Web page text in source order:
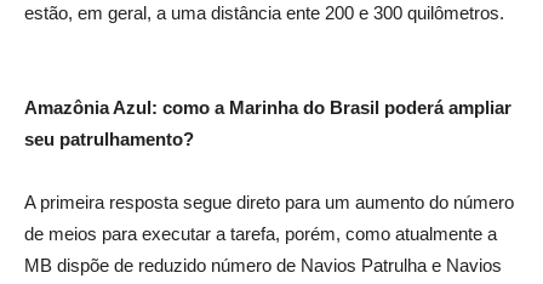
estão, em geral, a uma distância ente 200 e 300 quilômetros.
Amazônia Azul: como a Marinha do Brasil poderá ampliar
seu patrulhamento?
A primeira resposta segue direto para um aumento do número
de meios para executar a tarefa, porém, como atualmente a
MB dispõe de reduzido número de Navios Patrulha e Navios